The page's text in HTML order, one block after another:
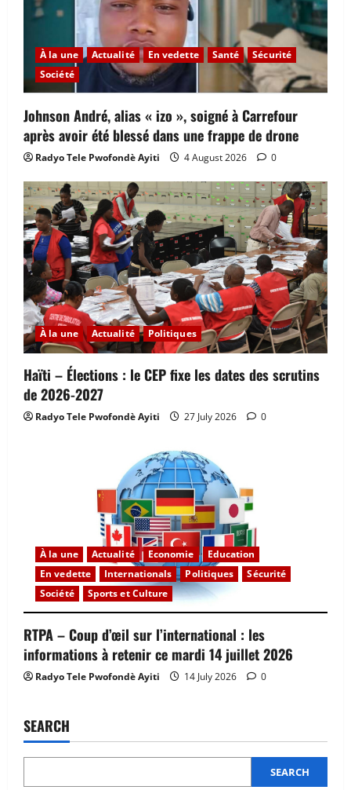
À la une Actualité En vedette Santé
Sécurité
Société
Johnson André, alias « izo », soigné à Carrefour
après avoir été blessé dans une frappe de drone
Radyo Tele Pwofondè Ayiti 4 August 2026 0
À la une Actualité Politiques
Haïti – Élections : le CEP fixe les dates des scrutins
de 2026-2027
Radyo Tele Pwofondè Ayiti 27 July 2026 0
À la une Actualité Economie
Education
En vedette
Internationals Politiques
Sécurité
Société
Sports et Culture
RTPA – Coup d’œil sur l’international : les
informations à retenir ce mardi 14 juillet 2026
Radyo Tele Pwofondè Ayiti 14 July 2026 0
SEARCH
SEARCH